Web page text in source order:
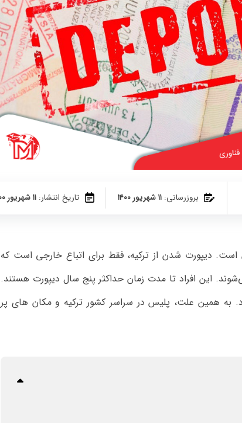
بروزرسانی:۱۱ شهریور ۱۴۰۰ تاریخ انتشار: ۱۱ شهریور ۱۴۰۰
دیپورت شدن از ترکیه، فقط برای اتباع خارجی است که
این افراد تا مدت زمان حداکثر پنج سال دیپورت هستند.
همین علت، پلیس در سراسر کشور ترکیه و مکان های پر